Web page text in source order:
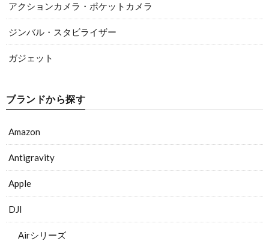
アクションカメラ・ポケットカメラ
ジンバル・スタビライザー
ガジェット
ブランドから探す
Amazon
Antigravity
Apple
DJI
Airシリーズ